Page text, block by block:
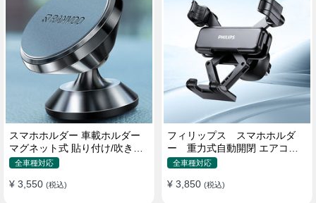
スマホホルダー 車載ホルダー
マグネット式 貼り付け/吹き出
し口 合金 多機種対応
全車種対応
¥ 3,550 (税込)
フィリップス スマホホルダ
ー 重力式自動開閉 エアコン
吹き出し口用 クリップ式 車
全車種対応
¥ 3,850 (税込)